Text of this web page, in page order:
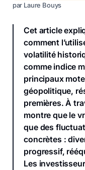
par Laure Bouys
Cet article
comment
volatilité
comme indice
principaux
géopolitique,
premières. À
montre que le
que des
concrètes :
progressif,
Les